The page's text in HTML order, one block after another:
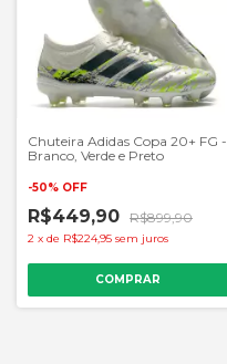
Chuteira Adidas Copa 20+ FG -
Branco, Verde e Preto
-50% OFF
R$449,90 R$899,90
2 x de R$224,95 sem juros
COMPRAR